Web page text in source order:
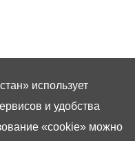
использует
и удобства
«cookie» можно